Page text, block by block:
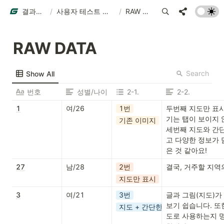
결과물 예시 / 사용자 테스트 결과물 예시 / RAW DATA
RAW DATA
Show All Search
번호 성별/나이 2-1.
2-2.
1
여/26
1번
기존 이미지
두번째 지도만 표
기는 탭이 보이지
세번째 지도와 간
고 다양한 정보가
은 것 같아요!
27
남/28
2번
지도만 표시
결국, 거주할 지역
3 여/21
3번
지도 + 간단한 콘텐츠
글과 그림(지도)
보기 쉽습니다.
도로 사용하는지